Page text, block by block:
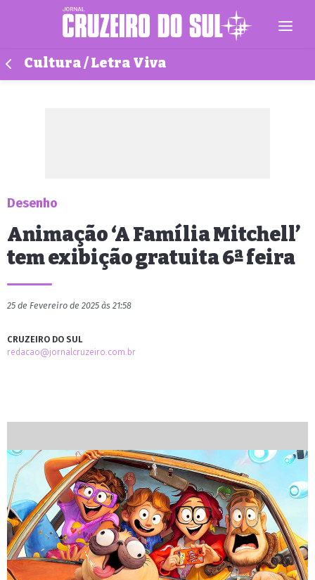
Cultura / Letra Viva
Desenho
Animação ‘A Família Mitchell’
tem exibição gratuita 6ª feira
25 de Fevereiro de 2025 às 21:58
CRUZEIRO DO SUL
redacao@jornalcruzeiro.com.br